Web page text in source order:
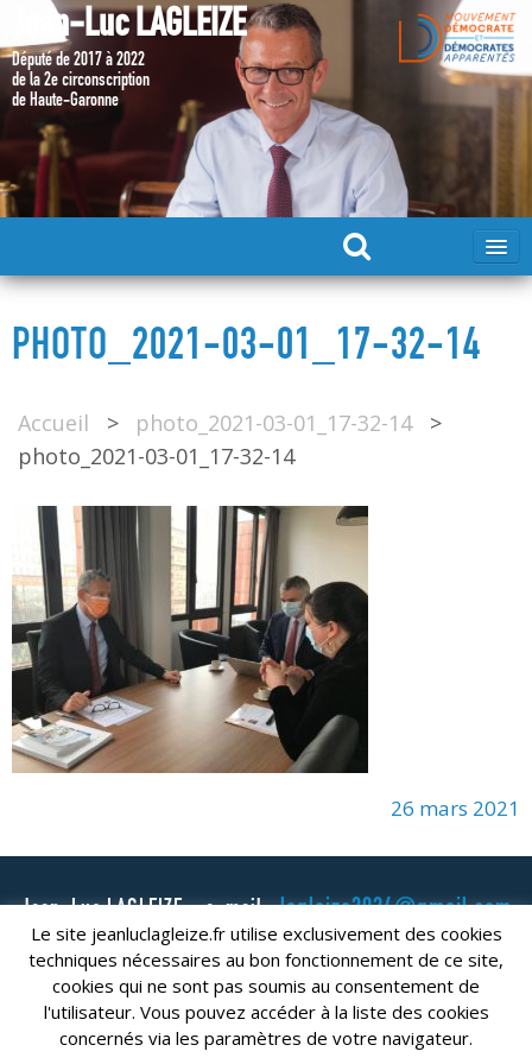
Jean-Luc LAGLEIZE
Député de 2017 à 2022
de la 2e circonscription
de Haute-Garonne
MA CANDIDATURE 2024
DÉPUTÉ 2017 – 2022
MES ACTIONS 2017 – 2022
PHOTO_2021-03-01_17-32-14
Accueil > photo_2021-03-01_17-32-14
>
photo_2021-03-01_17-32-14
26 mars 2021
Jean-Luc LAGLEIZE - e-mail :lagleize2024@gmail.com
Mentions Légales- Copyright © 2024. Tous droits réservés.
Le site jeanluclagleize.fr utilise exclusivement des cookies
techniques nécessaires au bon fonctionnement de ce site,
cookies qui ne sont pas soumis au consentement de
l'utilisateur. Vous pouvez accéder à la liste des cookies
concernés via les paramètres de votre navigateur.